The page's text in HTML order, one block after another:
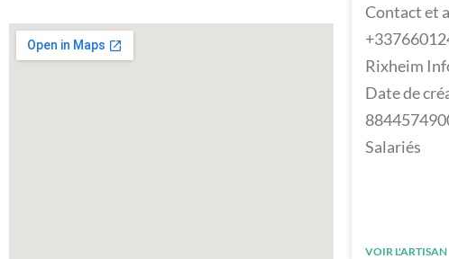
Contact et
Rixheim
Date de
Salariés
VOIR L'ARTISAN